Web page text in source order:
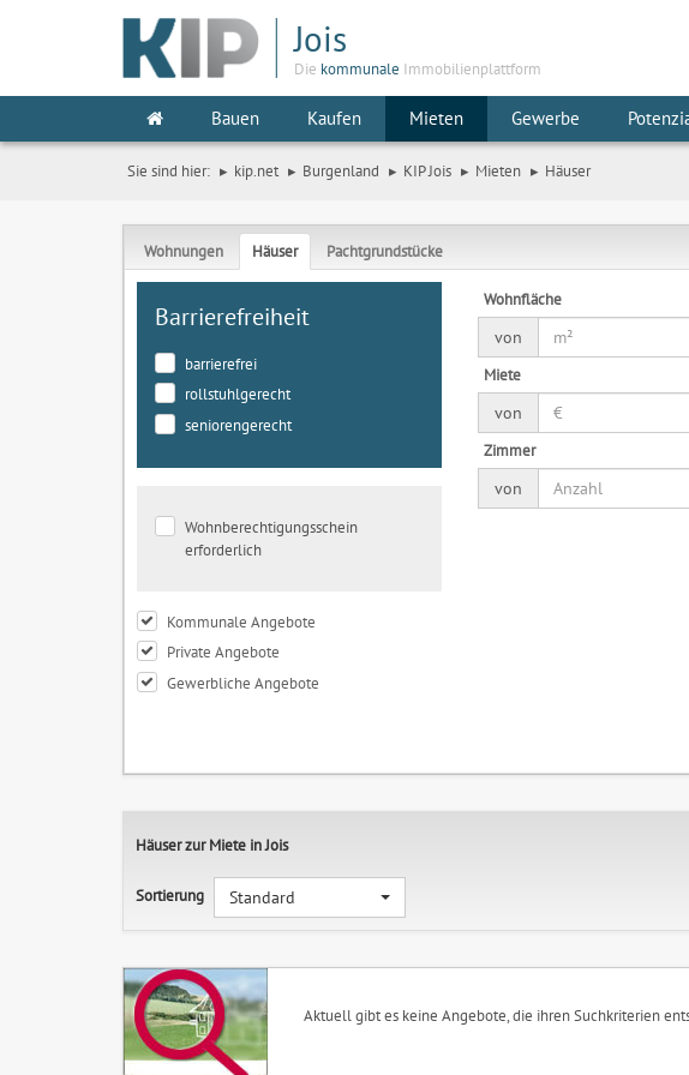
Jois
Die kommunale Immobilienplattform
Bauen Kaufen Mieten Gewerbe
Sie sind hier: kip.net Burgenland KIP Jois Mieten Häuser
Wohnungen Häuser Pachtgrundstücke
Barrierefreiheit
barrierefrei
rollstuhlgerecht
seniorengerecht
Wohnberechtigungsschein
erforderlich
Kommunale Angebote
Private Angebote
Gewerbliche Angebote
Wohnfläche
von
Miete
von
Zimmer
von
Häuser zur Miete in Jois
Sortierung Standard
Aktuell gibt es keine Angebote, die ihren Suchkriterien